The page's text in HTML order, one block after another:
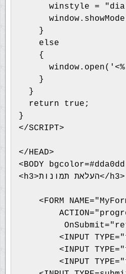
winstyle =
}
else
{
window.open('<%
}
}
return true;
}
</SCRIPT>
</HEAD>
<BODY
<h3>העלאת תמונות</h3>
<FORM
<INPUT
<INPUT
<INPUT